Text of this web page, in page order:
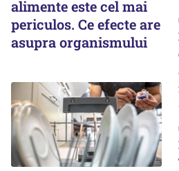
alimente este cel mai
periculos. Ce efecte are
asupra organismului